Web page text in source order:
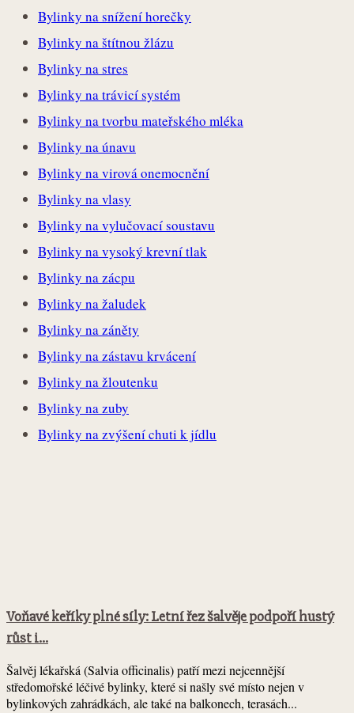
Bylinky na snížení horečky
Bylinky na štítnou žlázu
Bylinky na stres
Bylinky na trávicí systém
Bylinky na tvorbu mateřského mléka
Bylinky na únavu
Bylinky na virová onemocnění
Bylinky na vlasy
Bylinky na vylučovací soustavu
Bylinky na vysoký krevní tlak
Bylinky na zácpu
Bylinky na žaludek
Bylinky na záněty
Bylinky na zástavu krvácení
Bylinky na žloutenku
Bylinky na zuby
Bylinky na zvýšení chuti k jídlu
Voňavé keříky plné síly: Letní řez šalvěje podpoří hustý
růst i...
Šalvěj lékařská (Salvia officinalis) patří mezi nejcennější
středomořské léčivé bylinky, které si našly své místo nejen v
bylinkových zahrádkách, ale také na balkonech, terasách...